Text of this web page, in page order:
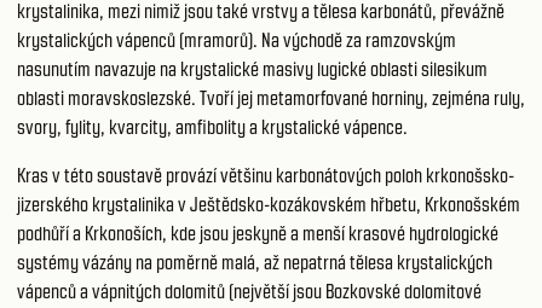
krystalinika, mezi nimiž jsou také vrstvy a tělesa karbonátů, převážně
krystalických vápenců (mramorů). Na východě za ramzovským
nasunutím navazuje na krystalické masivy lugické oblasti silesikum
oblasti moravskoslezské. Tvoří jej metamorfované horniny, zejména ruly,
svory, fylity, kvarcity, amfibolity a krystalické vápence.
Kras v této soustavě provází většinu karbonátových poloh krkonošsko-
jizerského krystalinika v Ještědsko-kozákovském hřbetu, Krkonošském
podhůří a Krkonoších, kde jsou jeskyně a menší krasové hydrologické
systémy vázány na poměrně malá, až nepatrná tělesa krystalických
vápenců a vápnitých dolomitů (největší jsou Bozkovské dolomitové